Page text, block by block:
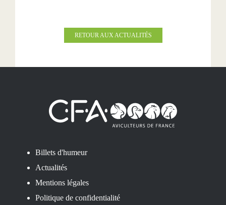
RETOUR AUX ACTUALITÉS
Billets d'humeur
Actualités
Mentions légales
Politique de confidentialité